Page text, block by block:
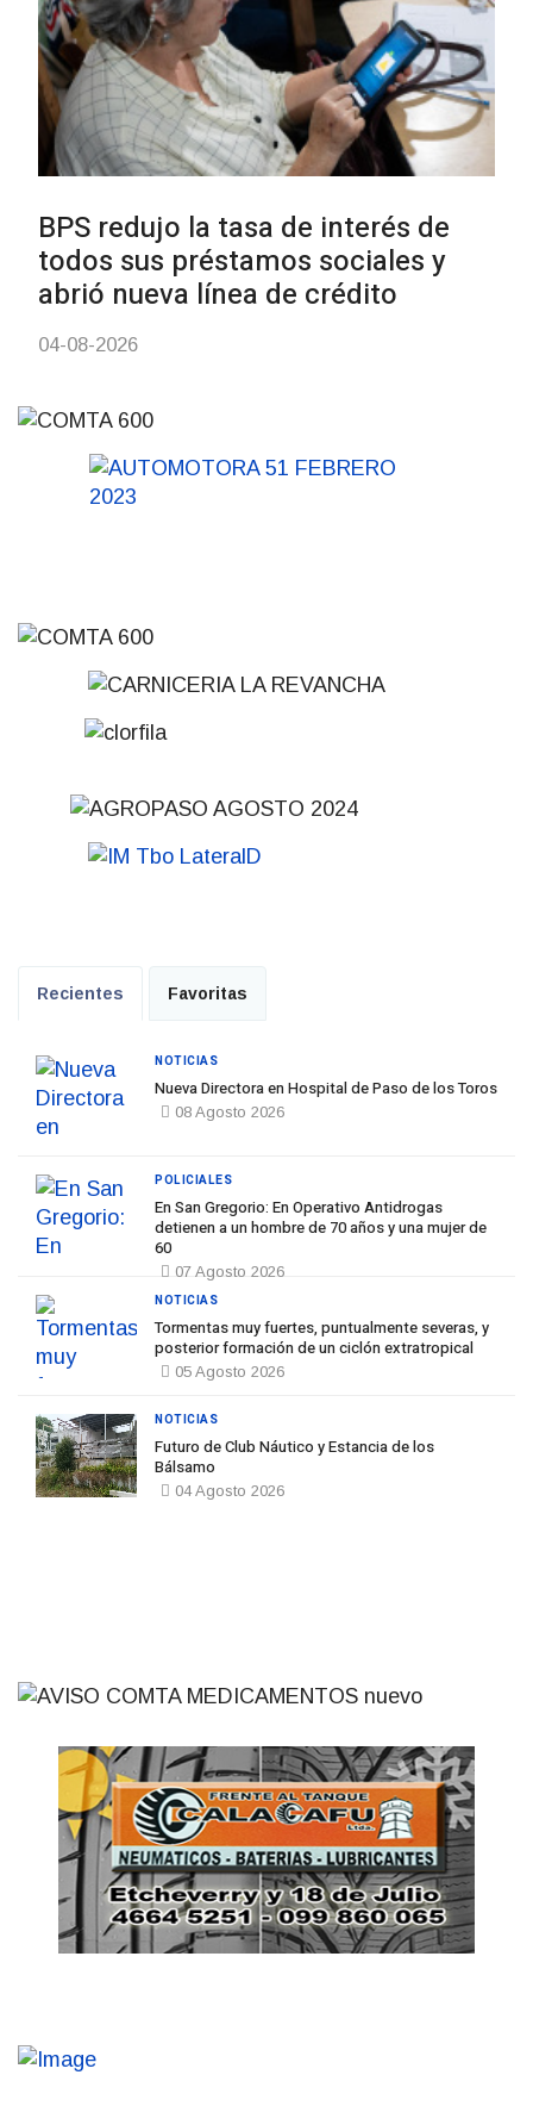
Recientes Favoritas
Nueva Directora en Hospital de Paso de los Toros
08 Agosto 2026
NOTICIAS
En San Gregorio: En Operativo Antidrogas
detienen a un hombre de 70 años y una mujer de
60
07 Agosto 2026
POLICIALES
Tormentas muy fuertes, puntualmente severas, y
posterior formación de un ciclón extratropical
05 Agosto 2026
NOTICIAS
Futuro de Club Náutico y Estancia de los
Bálsamo
04 Agosto 2026
NOTICIAS